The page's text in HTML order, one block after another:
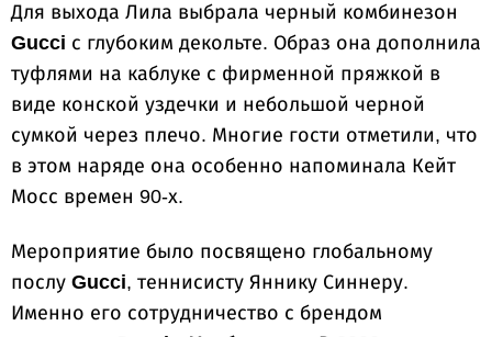
Для выхода Лила выбрала черный комбинезон
Gucci с глубоким декольте. Образ она дополнила
туфлями на каблуке с фирменной пряжкой в
виде конской уздечки и небольшой черной
сумкой через плечо. Многие гости отметили, что
в этом наряде она особенно напоминала Кейт
Мосс времен 90-х.
Мероприятие было посвящено глобальному
послу Gucci, теннисисту Яннику Синнеру.
Именно его сотрудничество с брендом